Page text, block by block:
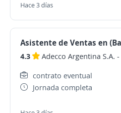
Hace 3 días
Asistente de Ventas en
4.3 Adecco Argentina S.A. -
contrato eventual
Jornada completa